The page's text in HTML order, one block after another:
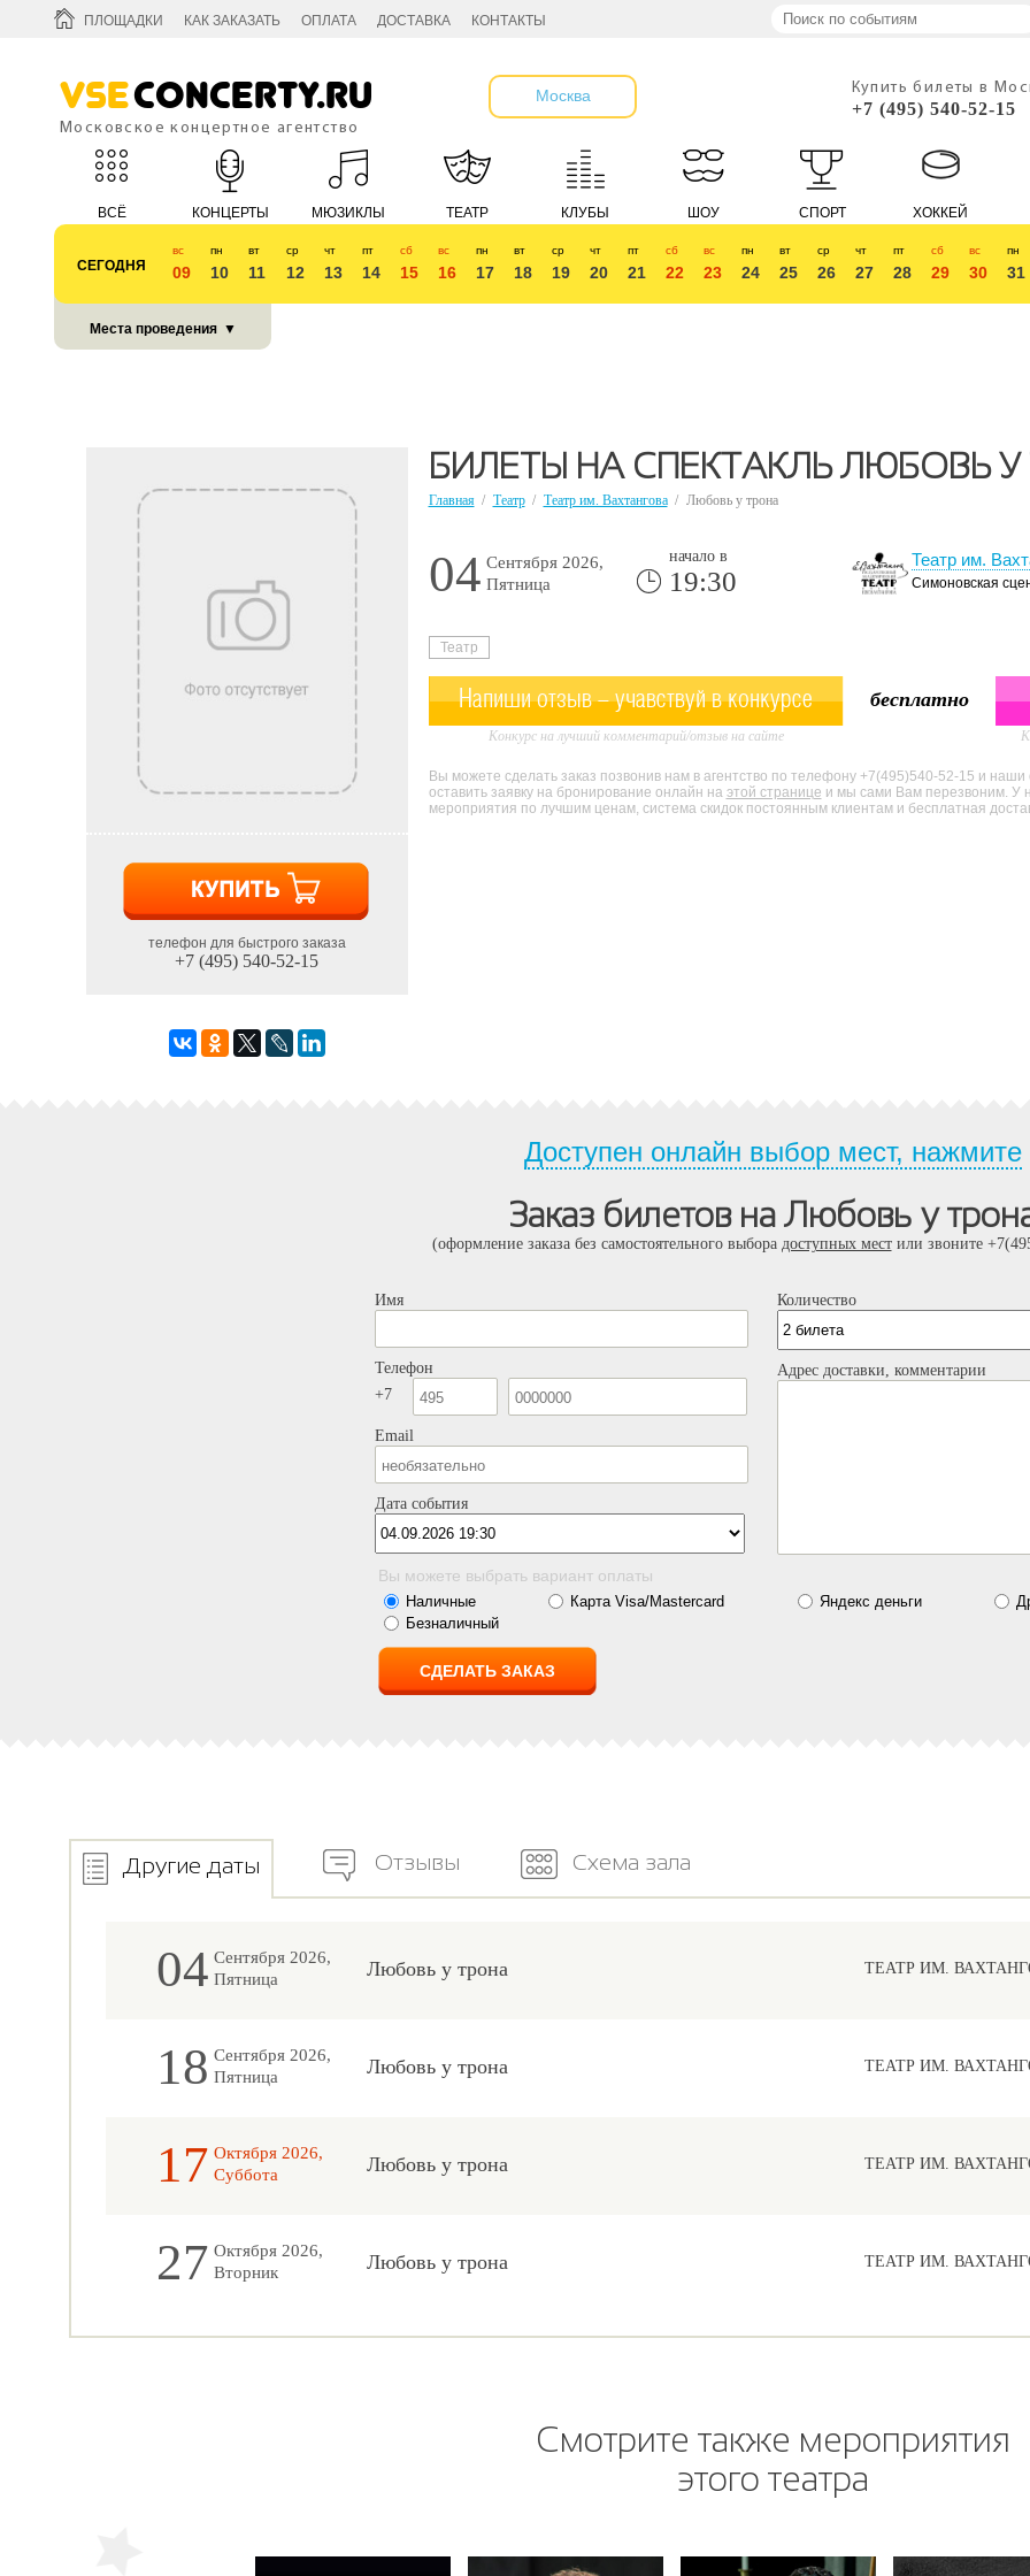
ПЛОЩАДКИ КАК ЗАКАЗАТЬ ОПЛАТА ДОСТАВКА КОНТАКТЫ
VseConcerty.ru
Московское концертное агентство
Москва Купить билеты в
+7 (495) 540-52-15
ВСЁ КОНЦЕРТЫ МЮЗИКЛЫ ТЕАТР КЛУБЫ ШОУ СПОРТ ХОККЕЙ
СЕГОДНЯ
вс
09
пн
10
вт
11
ср
12
чт
13
пт
14
сб
15
вс
16
пн
17
вт
18
ср
19
чт
20
пт
21
сб
22
вс
23
пн
24
вт
25
ср
26
чт
27
пт
28
сб
29
вс
30
пн
31
Места проведения ▼
телефон для быстрого заказа
+7 (495) 540-52-15
БИЛЕТЫ НА СПЕКТАКЛЬ ЛЮБОВЬ
Главная / Театр / Театр им. Вахтангова / Любовь у трона
04 Сентября 2026,
Пятница
начало в
19:30
Театр им.
Симоновская
Театр
Напиши отзыв - учавствуй в конкурсе
Конкурс на лучший комментарий/отзыв на сайте
бесплатно
Вы можете сделать заказ позвонив нам в агентство по телефону +7(495)540-52-15 и
оставить заявку на бронирование онлайн на этой странице и мы сами Вам перезвоним. У
мероприятия по лучшим ценам, система скидок постоянным клиентам и бесплатная
Доступен онлайн выбор мест, нажмите
Заказ билетов на Любовь у
(оформление заказа без самостоятельного выбора доступных местили звоните
Имя
Телефон
+7
Email
Дата события
Количество
Адрес доставки, комментарии
Вы можете выбрать вариант оплаты
Наличные Карта Visa/Mastercard Яндекс деньги
Безналичный
Другие даты Отзывы Схема зала
04 Сентября 2026,
Пятница
Любовь у трона ТЕАТР ИМ.
18 Сентября 2026,
Пятница
Любовь у трона ТЕАТР ИМ.
17 Октября 2026,
Суббота
Любовь у трона ТЕАТР ИМ.
27 Октября 2026,
Вторник
Любовь у трона ТЕАТР ИМ.
Смотрите также мероприятия
этого театра